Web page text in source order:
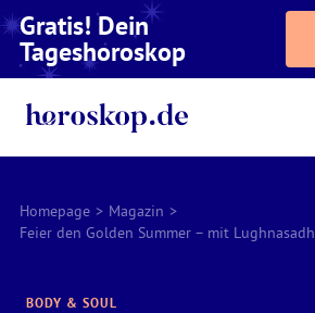
Gratis! Dein
Tageshoroskop
Homepage > Magazin >
Feier den Golden Summer – mit Lughnasadh
BODY & SOUL